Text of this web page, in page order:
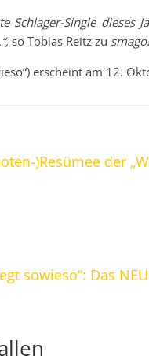
Schlager-Single dieses
so Tobias Reitz zu
erscheint am 12.
)Resümee der
sowieso“: Das